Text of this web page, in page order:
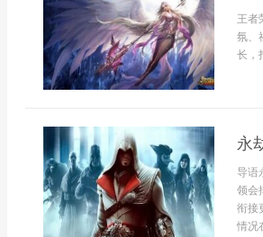
王者
氛、
长，
永
导语
领会
衔接
情况